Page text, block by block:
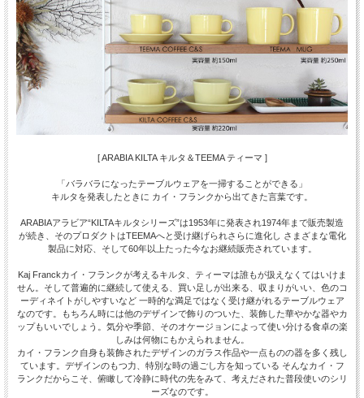
[ ARABIA KILTA キルタ＆TEEMA ティーマ ]
「バラバラになったテーブルウェアを一掃することができる」
キルタを発表したときに カイ・フランクから出てきた言葉です。
ARABIAアラビア“KILTAキルタシリーズ”は1953年に発表され1974年まで販売製造
が続き、そのプロダクトはTEEMAへと受け継げられさらに進化し さまざまな電化
製品に対応、そして60年以上たった今なお継続販売されています。
Kaj Franckカイ・フランクが考えるキルタ、ティーマは誰もが扱えなくてはいけま
せん。そして普遍的に継続して使える、買い足しが出来る、収まりがいい、色のコ
ーディネイトがしやすいなど 一時的な満足ではなく受け継がれるテーブルウェア
なのです。もちろん時には他のデザインで飾りのついた、装飾した華やかな器やカ
ップもいいでしょう。気分や季節、そのオケージョンによって使い分ける食卓の楽
しみは何物にもかえられません。
カイ・フランク自身も装飾されたデザインのガラス作品や一点ものの器を多く残し
ています。デザインのもつ力、特別な時の過ごし方を知っている そんなカイ・フ
ランクだからこそ、俯瞰して冷静に時代の先をみて、考えだされた普段使いのシリ
ーズなのです。